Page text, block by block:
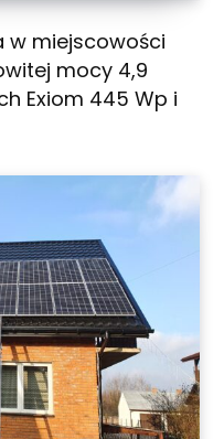
miejscowości
mocy 4,9
Exiom 445 Wp i